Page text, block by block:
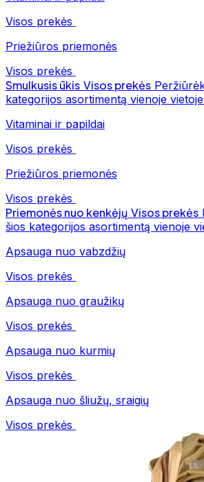
Visos prekės
Priežiūros priemonės
Visos prekės
Smulkusis ūkis Visos prekės
kategorijos asortimentą vienoje
Vitaminai ir papildai
Visos prekės
Priežiūros priemonės
Visos prekės
Priemonės nuo kenkėjų Visos prekės
šios kategorijos asortimentą vienoje
Apsauga nuo vabzdžių
Visos prekės
Apsauga nuo graužikų
Visos prekės
Apsauga nuo kurmių
Visos prekės
Apsauga nuo šliužų, sraigių
Visos prekės